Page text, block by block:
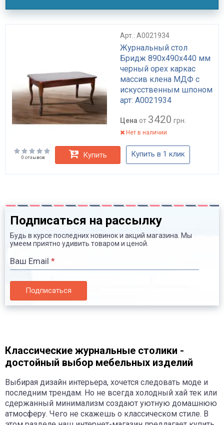
Арт.: А0021934
Журнальный стол
Бридж 890x490x440 мм
черный орех каркас
массив клена МДФ с
искусственным шпоном
арт: А0021934
Цена от 3420 грн.
Нет в наличии
0 отзывов Купить Купить в 1 клик
Подписаться на рассылку
Будь в курсе последних новинок и акций магазина. Мы
умеем приятно удивить товаром и ценой.
Ваш Email *
Подписаться
Классические журнальные столики -
достойный выбор мебельных изделий
Выбирая дизайн интерьера, хочется следовать моде и
последним трендам. Но не всегда холодный хай тек или
сдержанный минимализм создают уютную домашнюю
атмосферу. Чего не скажешь о классическом стиле. В